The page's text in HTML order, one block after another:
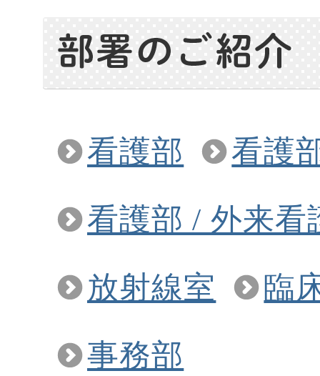
看護部
看護
看護部 / 外来看
放射線室
臨
事務部